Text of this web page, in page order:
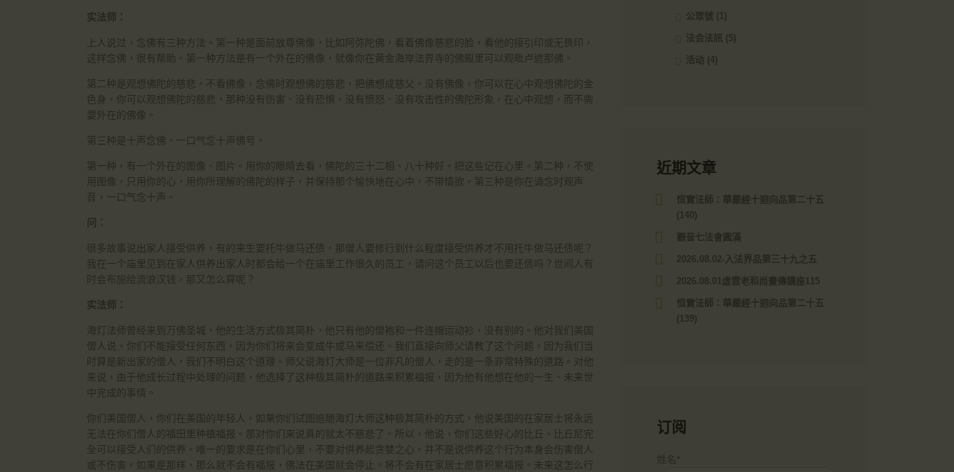
实法师：
上人说过，念佛有三种方法。第一种是面前放尊佛像，比如阿弥陀佛，看着佛像慈悲的脸，看他的接引印或无畏印，
这样念佛，很有帮助。第一种方法是有一个外在的佛像，就像你在黄金海岸法界寺的佛殿里可以观毗卢遮那佛。
第二种是观想佛陀的慈悲。不看佛像，念佛时观想佛的慈悲，把佛想成慈父。没有佛像，你可以在心中观想佛陀的金
色身，你可以观想佛陀的慈悲，那种没有伤害、没有恐惧、没有愤怒、没有攻击性的佛陀形象，在心中观想，而不需
要外在的佛像。
第三种是十声念佛。一口气念十声佛号。
第一种，有一个外在的图像、图片。用你的眼睛去看，佛陀的三十二相、八十种好。把这些记在心里。第二种，不使
用图像，只用你的心，用你所理解的佛陀的样子，并保持那个愉快地在心中，不带情欲。第三种是你在诵念时观声
音，一口气念十声。
问：
很多故事说出家人接受供养，有的来生要托牛做马还债，那僧人要修行到什么程度接受供养才不用托牛做马还债呢？
我在一个庙里见到在家人供养出家人时都会给一个在庙里工作很久的员工，请问这个员工以后也要还债吗？世间人有
时会布施给流浪汉钱，那又怎么算呢？
实法师：
海灯法师曾经来到万佛圣城，他的生活方式极其简朴，他只有他的僧袍和一件连帽运动衫，没有别的。他对我们美国
僧人说。你们不能接受任何东西，因为你们将来会变成牛或马来偿还。我们直接向师父请教了这个问题，因为我们当
时算是新出家的僧人，我们不明白这个道理。师父说海灯大师是一位非凡的僧人，走的是一条非常特殊的道路。对他
来说，由于他成长过程中处理的问题，他选择了这种极其简朴的道路来积累福报，因为他有他想在他的一生、未来世
中完成的事情。
你们美国僧人，你们在美国的年轻人，如果你们试图追随海灯大师这种极其简朴的方式，他说美国的在家居士将永远
无法在你们僧人的福田里种植福报。那对你们来说真的就太不慈悲了。所以，他说，你们这些好心的比丘、比丘尼完
全可以接受人们的供养。唯一的要求是在你们心里，不要对供养起贪婪之心。并不是说供养这个行为本身会伤害僧人
或不伤害。如果是那样，那么就不会有福报，佛法在美国就会停止。将不会有在家居士愿意积累福报。未来这怎么行
公眾號 (1)
法会法訊 (5)
活动 (4)
近期文章
恒實法師：華嚴經十迴向品第二十五
(140)
觀音七法會圓滿
2026.08.02-入法界品第三十九之五
2026.08.01虛雲老和尚畫傳講座115
恒實法師：華嚴經十迴向品第二十五
(139)
订阅
姓名*